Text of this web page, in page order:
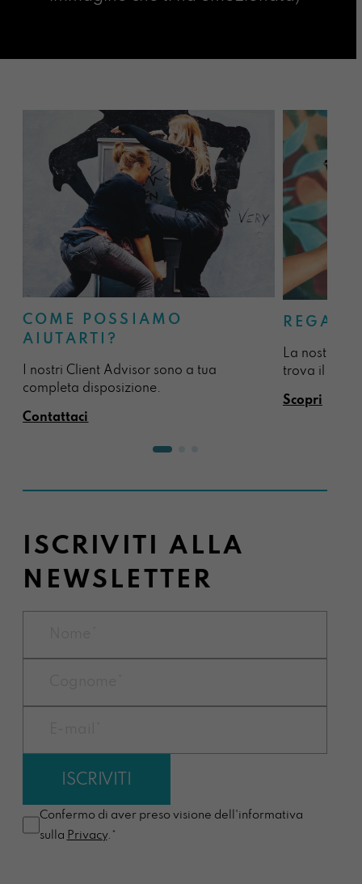
COME POSSIAMO
AIUTARTI?
I nostri Client Advisor sono a tua
completa disposizione.
Contattaci
La nostra
trova il
Scopri
ISCRIVITI ALLA
NEWSLETTER
Confermo di aver preso visione dell'informativa
sulla Privacy.*